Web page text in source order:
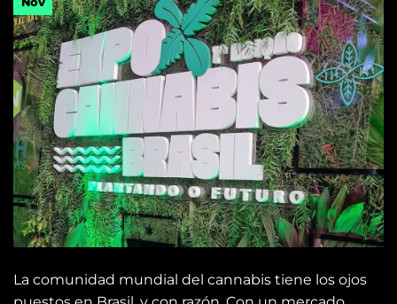
La comunidad mundial del cannabis tiene los ojos